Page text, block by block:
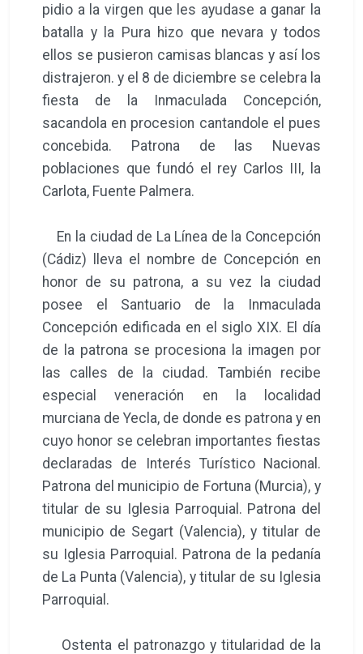
pidio a la virgen que les ayudase a ganar la
batalla y la Pura hizo que nevara y todos
ellos se pusieron camisas blancas y así los
distrajeron. y el 8 de diciembre se celebra la
fiesta de la Inmaculada Concepción,
sacandola en procesion cantandole el pues
concebida. Patrona de las Nuevas
poblaciones que fundó el rey Carlos III, la
Carlota, Fuente Palmera.
En la ciudad de La Línea de la Concepción
(Cádiz) lleva el nombre de Concepción en
honor de su patrona, a su vez la ciudad
posee el Santuario de la Inmaculada
Concepción edificada en el siglo XIX. El día
de la patrona se procesiona la imagen por
las calles de la ciudad. También recibe
especial veneración en la localidad
murciana de Yecla, de donde es patrona y en
cuyo honor se celebran importantes fiestas
declaradas de Interés Turístico Nacional.
Patrona del municipio de Fortuna (Murcia), y
titular de su Iglesia Parroquial. Patrona del
municipio de Segart (Valencia), y titular de
su Iglesia Parroquial. Patrona de la pedanía
de La Punta (Valencia), y titular de su Iglesia
Parroquial.
Ostenta el patronazgo y titularidad de la